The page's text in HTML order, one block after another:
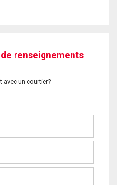
renseignements
avec un courtier?